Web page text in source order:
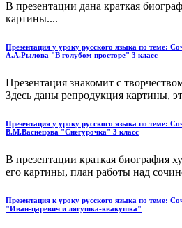
В презентации дана краткая
картины....
Презентация у уроку русского языка по теме:
А.А.Рылова "В голубом просторе" 3 класс
Презентация знакомит с
Здесь даны репродукция картины,
Презентация у уроку русского языка по теме:
В.М.Васнецова "Снегурочка" 3 класс
В презентации краткая биография
его картины, план работы над
Презентация к уроку русского языка по теме:
"Иван-царевич и лягушка-квакушка"